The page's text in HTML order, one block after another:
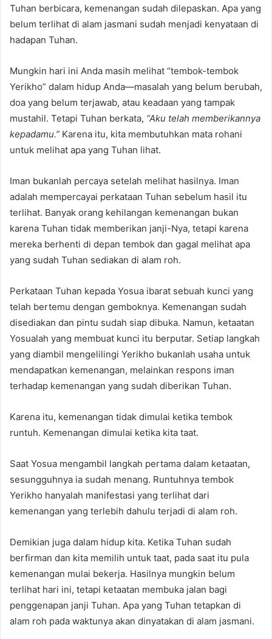
Tuhan berbicara, kemenangan sudah dilepaskan. Apa yang
belum terlihat di alam jasmani sudah menjadi kenyataan di
hadapan Tuhan.
Mungkin hari ini Anda masih melihat “tembok-tembok
Yerikho” dalam hidup Anda—masalah yang belum berubah,
doa yang belum terjawab, atau keadaan yang tampak
mustahil. Tetapi Tuhan berkata, “Aku telah memberikannya
kepadamu.” Karena itu, kita membutuhkan mata rohani
untuk melihat apa yang Tuhan lihat.
Iman bukanlah percaya setelah melihat hasilnya. Iman
adalah mempercayai perkataan Tuhan sebelum hasil itu
terlihat. Banyak orang kehilangan kemenangan bukan
karena Tuhan tidak memberikan janji-Nya, tetapi karena
mereka berhenti di depan tembok dan gagal melihat apa
yang sudah Tuhan sediakan di alam roh.
Perkataan Tuhan kepada Yosua ibarat sebuah kunci yang
telah bertemu dengan gemboknya. Kemenangan sudah
disediakan dan pintu sudah siap dibuka. Namun, ketaatan
Yosualah yang membuat kunci itu berputar. Setiap langkah
yang diambil mengelilingi Yerikho bukanlah usaha untuk
mendapatkan kemenangan, melainkan respons iman
terhadap kemenangan yang sudah diberikan Tuhan.
Karena itu, kemenangan tidak dimulai ketika tembok
runtuh. Kemenangan dimulai ketika kita taat.
Saat Yosua mengambil langkah pertama dalam ketaatan,
sesungguhnya ia sudah menang. Runtuhnya tembok
Yerikho hanyalah manifestasi yang terlihat dari
kemenangan yang terlebih dahulu terjadi di alam roh.
Demikian juga dalam hidup kita. Ketika Tuhan sudah
berfirman dan kita memilih untuk taat, pada saat itu pula
kemenangan mulai bekerja. Hasilnya mungkin belum
terlihat hari ini, tetapi ketaatan membuka jalan bagi
penggenapan janji Tuhan. Apa yang Tuhan tetapkan di
alam roh pada waktunya akan dinyatakan di alam jasmani.